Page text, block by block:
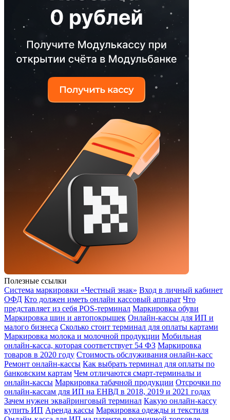
Полезные ссылки
Система маркировки «Честный знак» Вход в личный кабинет
ОФД Кто должен иметь онлайн кассовый аппарат Что
представляет из себя POS-терминал Маркировка обуви
Маркировка шин и автопокрышек Онлайн-кассы для ИП и
малого бизнеса Сколько стоит терминал для оплаты картами
Маркировка молока и молочной продукции Мобильная
онлайн-касса, которая соответствует 54 ФЗ Маркировка
товаров в 2020 году Стоимость обслуживания онлайн-касс
Ремонт онлайн-кассы Как выбрать терминал для оплаты по
банковским картам Чем отличаются смарт-терминалы и
онлайн-кассы Маркировка табачной продукции Отсрочки по
онлайн-кассам для ИП на ЕНВД в 2018, 2019 и 2021 годах
Зачем нужен эквайринговый терминал Какую онлайн-кассу
купить ИП Аренда кассы Маркировка одежды и текстиля